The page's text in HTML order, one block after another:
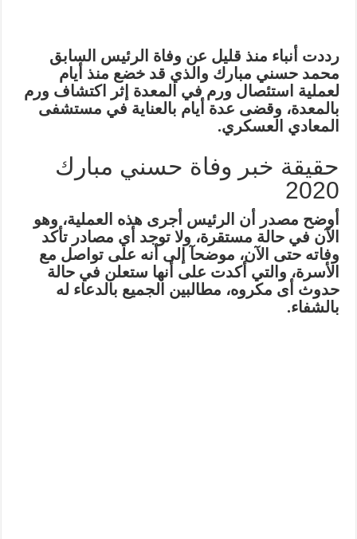
رددت أنباء منذ قليل عن وفاة الرئيس السابق
محمد حسني مبارك والذي قد خضع منذ أيام
لعملية استئصال ورم في المعدة إثر اكتشاف ورم
بالمعدة، وقضى عدة أيام بالعناية في مستشفى
المعادي العسكري.
حقيقة خبر وفاة حسني مبارك
2020
أوضح مصدر أن الرئيس أجرى هذه العملية، وهو
الآن في حالة مستقرة، ولا توجد أي مصادر تأكد
وفاته حتى الآن، موضحآ إلى أنه على تواصل مع
الأسرة، والتي أكدت على أنها ستعلن في حالة
حدوث أى مكروه، مطالبين الجميع بالدعاء له
بالشفاء.